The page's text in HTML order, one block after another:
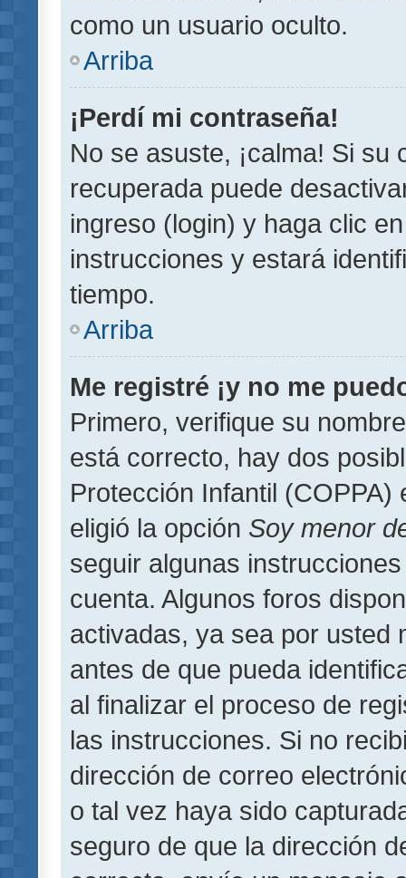
como un usuario oculto.
Arriba
¡Perdí mi contraseña!
No se asuste, ¡calma! Si su
recuperada puede
ingreso (login) y haga clic
instrucciones y estará
tiempo.
Arriba
Me registré ¡y no me
Primero, verifique su
está correcto, hay dos
Protección Infantil
eligió la opción Soy menor
seguir algunas
cuenta. Algunos foros
activadas, ya sea por usted
antes de que pueda
al finalizar el proceso de
las instrucciones. Si no
dirección de correo
o tal vez haya sido
seguro de que la dirección